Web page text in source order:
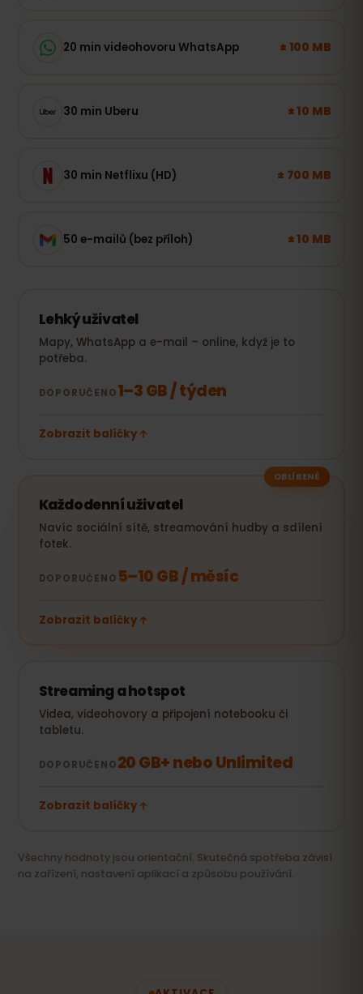
20 min videohovoru WhatsApp ± 100 MB
30 min Uberu ± 10 MB
30 min Netflixu (HD) ± 700 MB
50 e-mailů (bez příloh) ± 10 MB
Lehký uživatel
Mapy, WhatsApp a e-mail – online, když je to
potřeba.
DOPORUČENO1–3 GB / týden
Zobrazit balíčky
OBLÍBENÉ
Každodenní uživatel
Navíc sociální sítě, streamování hudby a sdílení
fotek.
DOPORUČENO 5–10 GB / měsíc
Zobrazit balíčky
Streaming a hotspot
Videa, videohovory a připojení notebooku či
tabletu.
DOPORUČENO20 GB+ nebo Unlimited
Zobrazit balíčky
Všechny hodnoty jsou orientační. Skutečná spotřeba závisí
na zařízení, nastavení aplikací a způsobu používání.